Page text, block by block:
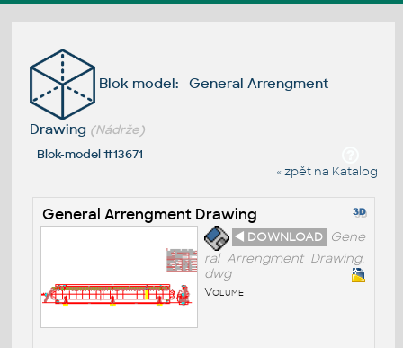
Blok-model: General Arrengment
Drawing (Nádrže)
Blok-model #13671
« zpět na Katalog
General Arrengment Drawing
◄ DOWNLOAD
Gene
ral_Arrengment_Drawing.
dwg
Volume